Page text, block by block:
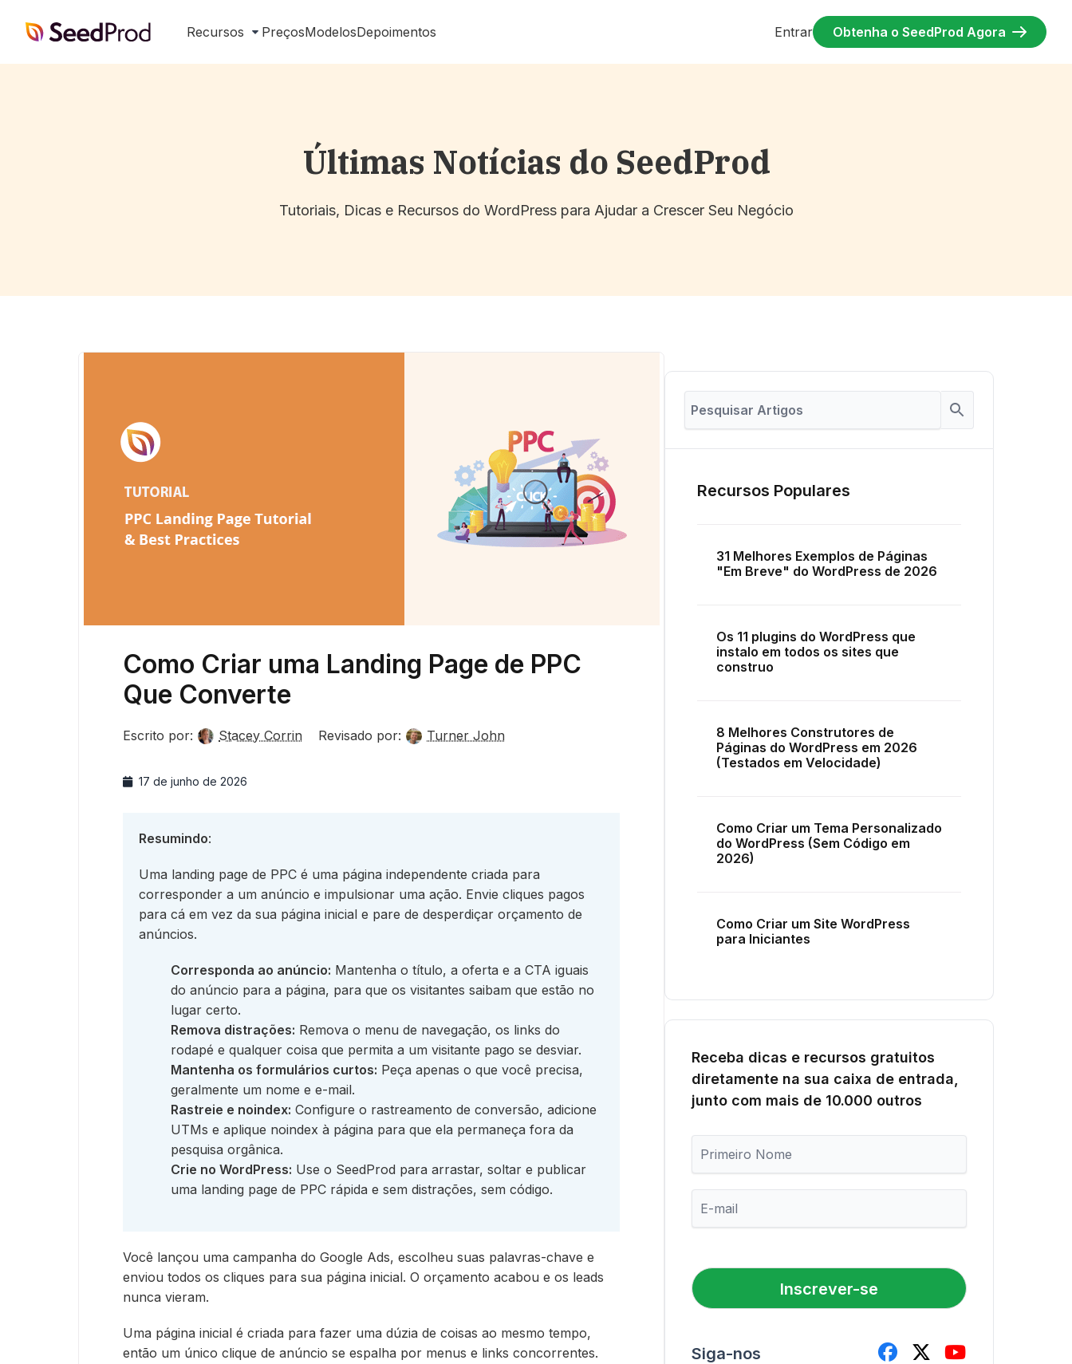
SeedProd Recursos PreçosModelosDepoimentos Entrar Obtenha o SeedProd Agora
Últimas Notícias do SeedProd
Tutoriais, Dicas e Recursos do WordPress para Ajudar a Crescer Seu Negócio
Como Criar uma Landing Page de PPC
Que Converte
Escrito por: Stacey Corrin Revisado por: Turner John
17 de junho de 2026
Resumindo:
Uma landing page de PPC é uma página independente criada para
corresponder a um anúncio e impulsionar uma ação. Envie cliques pagos
para cá em vez da sua página inicial e pare de desperdiçar orçamento de
anúncios.
Corresponda ao anúncio: Mantenha o título, a oferta e a CTA iguais
do anúncio para a página, para que os visitantes saibam que estão no
lugar certo.
Remova distrações: Remova o menu de navegação, os links do
rodapé e qualquer coisa que permita a um visitante pago se desviar.
Mantenha os formulários curtos: Peça apenas o que você precisa,
geralmente um nome e e-mail.
Rastreie e noindex: Configure o rastreamento de conversão, adicione
UTMs e aplique noindex à página para que ela permaneça fora da
pesquisa orgânica.
Crie no WordPress: Use o SeedProd para arrastar, soltar e publicar
uma landing page de PPC rápida e sem distrações, sem código.
Você lançou uma campanha do Google Ads, escolheu suas palavras-chave e
enviou todos os cliques para sua página inicial. O orçamento acabou e os leads
nunca vieram.
Uma página inicial é criada para fazer uma dúzia de coisas ao mesmo tempo,
então um único clique de anúncio se espalha por menus e links concorrentes.
Recursos Populares
31 Melhores Exemplos de Páginas
"Em Breve" do WordPress de 2026
Os 11 plugins do WordPress que
instalo em todos os sites que
construo
8 Melhores Construtores de
Páginas do WordPress em 2026
(Testados em Velocidade)
Como Criar um Tema Personalizado
do WordPress (Sem Código em
2026)
Como Criar um Site WordPress
para Iniciantes
Receba dicas e recursos gratuitos
diretamente na sua caixa de entrada,
junto com mais de 10.000 outros
i
m
N
o
m
m
l
*
Inscrever-se
Siga-nos